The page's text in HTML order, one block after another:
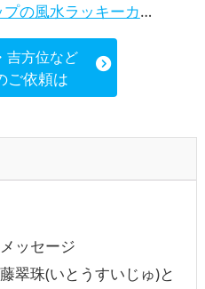
ッキーカラー5選、効果解説
吉方位など
ご依頼は
ッセージ
翠珠(いとうすいじゅ)と